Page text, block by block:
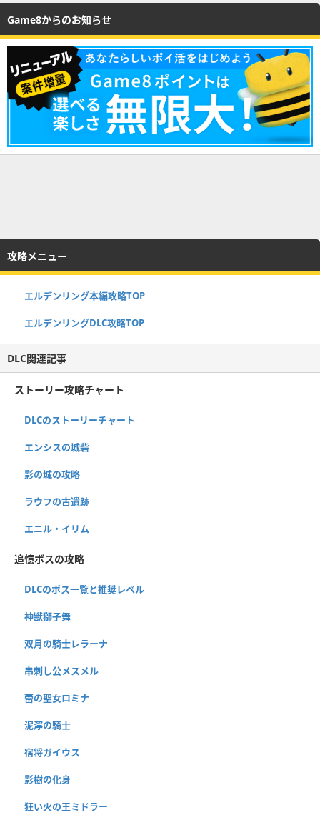
Game8からのお知らせ
攻略メニュー
エルデンリング本編攻略TOP
エルデンリングDLC攻略TOP
DLC関連記事
ストーリー攻略チャート
DLCのストーリーチャート
エンシスの城砦
影の城の攻略
ラウフの古遺跡
エニル・イリム
追憶ボスの攻略
DLCのボス一覧と推奨レベル
神獣獅子舞
双月の騎士レラーナ
串刺し公メスメル
蕾の聖女ロミナ
泥濘の騎士
宿将ガイウス
影樹の化身
狂い火の王ミドラー